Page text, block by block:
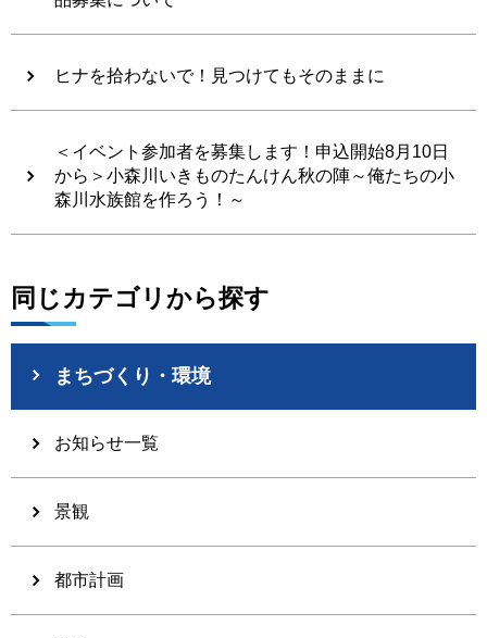
ヒナを拾わないで！見つけてもそのままに
＜イベント参加者を募集します！申込開始8月10日
から＞小森川いきものたんけん秋の陣～俺たちの小
森川水族館を作ろう！～
同じカテゴリから探す
まちづくり・環境
お知らせ一覧
景観
都市計画